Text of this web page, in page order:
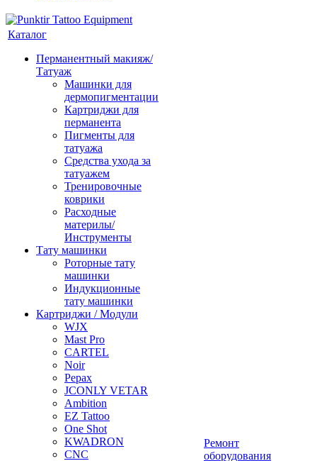
Каталог
Перманентный макияж/
Татуаж
Машинки для
дермопигментации
Картриджи для
перманента
Пигменты для
татуажа
Средства ухода за
татуажем
Тренировочные
коврики
Расходные
материлы/
Инструменты
Тату машинки
Роторные тату
машинки
Индукционные
тату машинки
Картриджи / Модули
WJX
Mast Pro
CARTEL
Noir
Pepax
JCONLY VETAR
Ambition
EZ Tattoo
One Shot
KWADRON
CNC
Ремонт
оборудования